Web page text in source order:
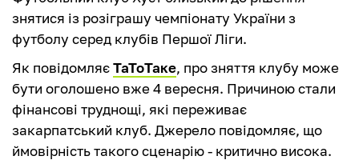
знятися із розіграшу чемпіонату України з
футболу серед клубів Першої Ліги.
Як повідомляєТаТоТаке, про зняття клубу може
бути оголошено вже 4 вересня. Причиною стали
фінансові труднощі, які переживає
закарпатський клуб. Джерело повідомляє, що
ймовірність такого сценарію - критично висока.